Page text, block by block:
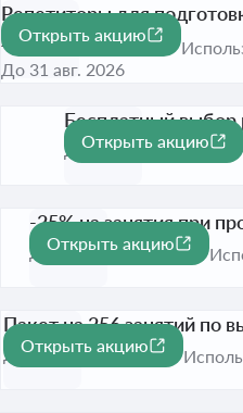
Репетиторы для
языку на странице
До 31 авг. 2026
Открыть акцию
Бесплатный выбор
До 31 авг. 2026
Открыть акцию
-25%
-25% на занятия при
До 31 авг. 2026
Открыть акцию
Пакет на 256 занятий по
До 31 авг. 2026
Открыть акцию